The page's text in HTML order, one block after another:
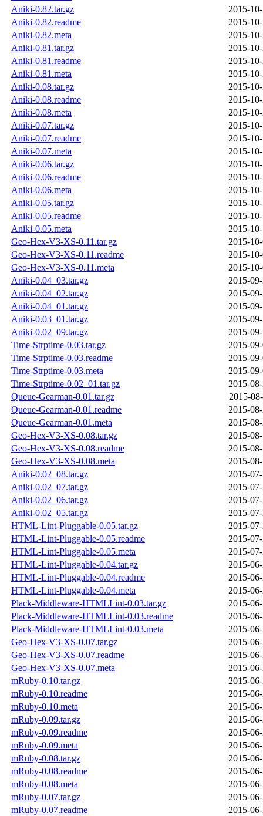
Aniki-0.82.tar.gz
2015-
Aniki-0.82.readme
2015-
Aniki-0.82.meta
2015-
Aniki-0.81.tar.gz
2015-
Aniki-0.81.readme
2015-
Aniki-0.81.meta
2015-
Aniki-0.08.tar.gz
2015-
Aniki-0.08.readme
2015-
Aniki-0.08.meta
2015-
Aniki-0.07.tar.gz
2015-
Aniki-0.07.readme
2015-
Aniki-0.07.meta
2015-
Aniki-0.06.tar.gz
2015-
Aniki-0.06.readme
2015-
Aniki-0.06.meta
2015-
Aniki-0.05.tar.gz
2015-
Aniki-0.05.readme
2015-
Aniki-0.05.meta
2015-
Geo-Hex-V3-XS-0.11.tar.gz
2015-
Geo-Hex-V3-XS-0.11.readme
2015-
Geo-Hex-V3-XS-0.11.meta
2015-
Aniki-0.04_03.tar.gz
2015-
Aniki-0.04_02.tar.gz
2015-
Aniki-0.04_01.tar.gz
2015-
Aniki-0.03_01.tar.gz
2015-
Aniki-0.02_09.tar.gz
2015-
Time-Strptime-0.03.tar.gz
2015-
Time-Strptime-0.03.readme
2015-
Time-Strptime-0.03.meta
2015-
Time-Strptime-0.02_01.tar.gz
2015-
Queue-Gearman-0.01.tar.gz
2015-
Queue-Gearman-0.01.readme
2015-
Queue-Gearman-0.01.meta
2015-
Geo-Hex-V3-XS-0.08.tar.gz
2015-
Geo-Hex-V3-XS-0.08.readme
2015-
Geo-Hex-V3-XS-0.08.meta
2015-
Aniki-0.02_08.tar.gz
2015-
Aniki-0.02_07.tar.gz
2015-
Aniki-0.02_06.tar.gz
2015-
Aniki-0.02_05.tar.gz
2015-
HTML-Lint-Pluggable-0.05.tar.gz
2015-
HTML-Lint-Pluggable-0.05.readme
2015-
HTML-Lint-Pluggable-0.05.meta
2015-
HTML-Lint-Pluggable-0.04.tar.gz
2015-
HTML-Lint-Pluggable-0.04.readme
2015-
HTML-Lint-Pluggable-0.04.meta
2015-
Plack-Middleware-HTMLLint-0.03.tar.gz
2015-
Plack-Middleware-HTMLLint-0.03.readme
2015-
Plack-Middleware-HTMLLint-0.03.meta
2015-
Geo-Hex-V3-XS-0.07.tar.gz
2015-
Geo-Hex-V3-XS-0.07.readme
2015-
Geo-Hex-V3-XS-0.07.meta
2015-
mRuby-0.10.tar.gz
2015-
mRuby-0.10.readme
2015-
mRuby-0.10.meta
2015-
mRuby-0.09.tar.gz
2015-
mRuby-0.09.readme
2015-
mRuby-0.09.meta
2015-
mRuby-0.08.tar.gz
2015-
mRuby-0.08.readme
2015-
mRuby-0.08.meta
2015-
mRuby-0.07.tar.gz
2015-
mRuby-0.07.readme
2015-